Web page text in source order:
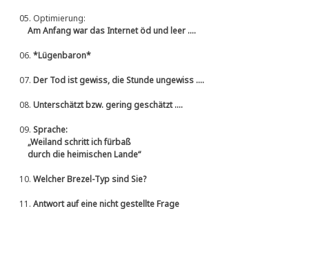
05. Optimierung:
Am Anfang war das Internet öd und leer ....
06.*Lügenbaron*
07.Der Tod ist gewiss, die Stunde ungewiss ....
08.Unterschätzt bzw. gering geschätzt ....
09.Sprache:
„Weiland schritt ich fürbaß
durch die heimischen Lande“
10.Welcher Brezel-Typ sind Sie?
11.Antwort auf eine nicht gestellte Frage